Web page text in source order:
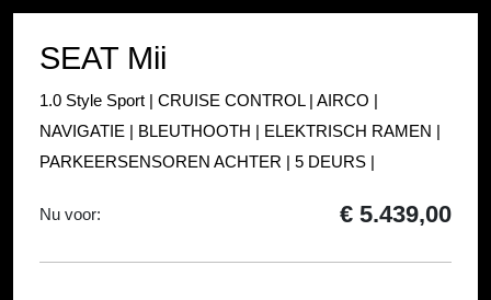
SEAT Mii
1.0 Style Sport | CRUISE CONTROL | AIRCO |
NAVIGATIE | BLEUTHOOTH | ELEKTRISCH RAMEN |
PARKEERSENSOREN ACHTER | 5 DEURS |
Nu voor: € 5.439,00